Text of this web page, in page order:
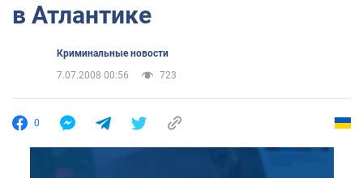
в Атлантике
Криминальные новости
7.07.2008 00:56
723
0